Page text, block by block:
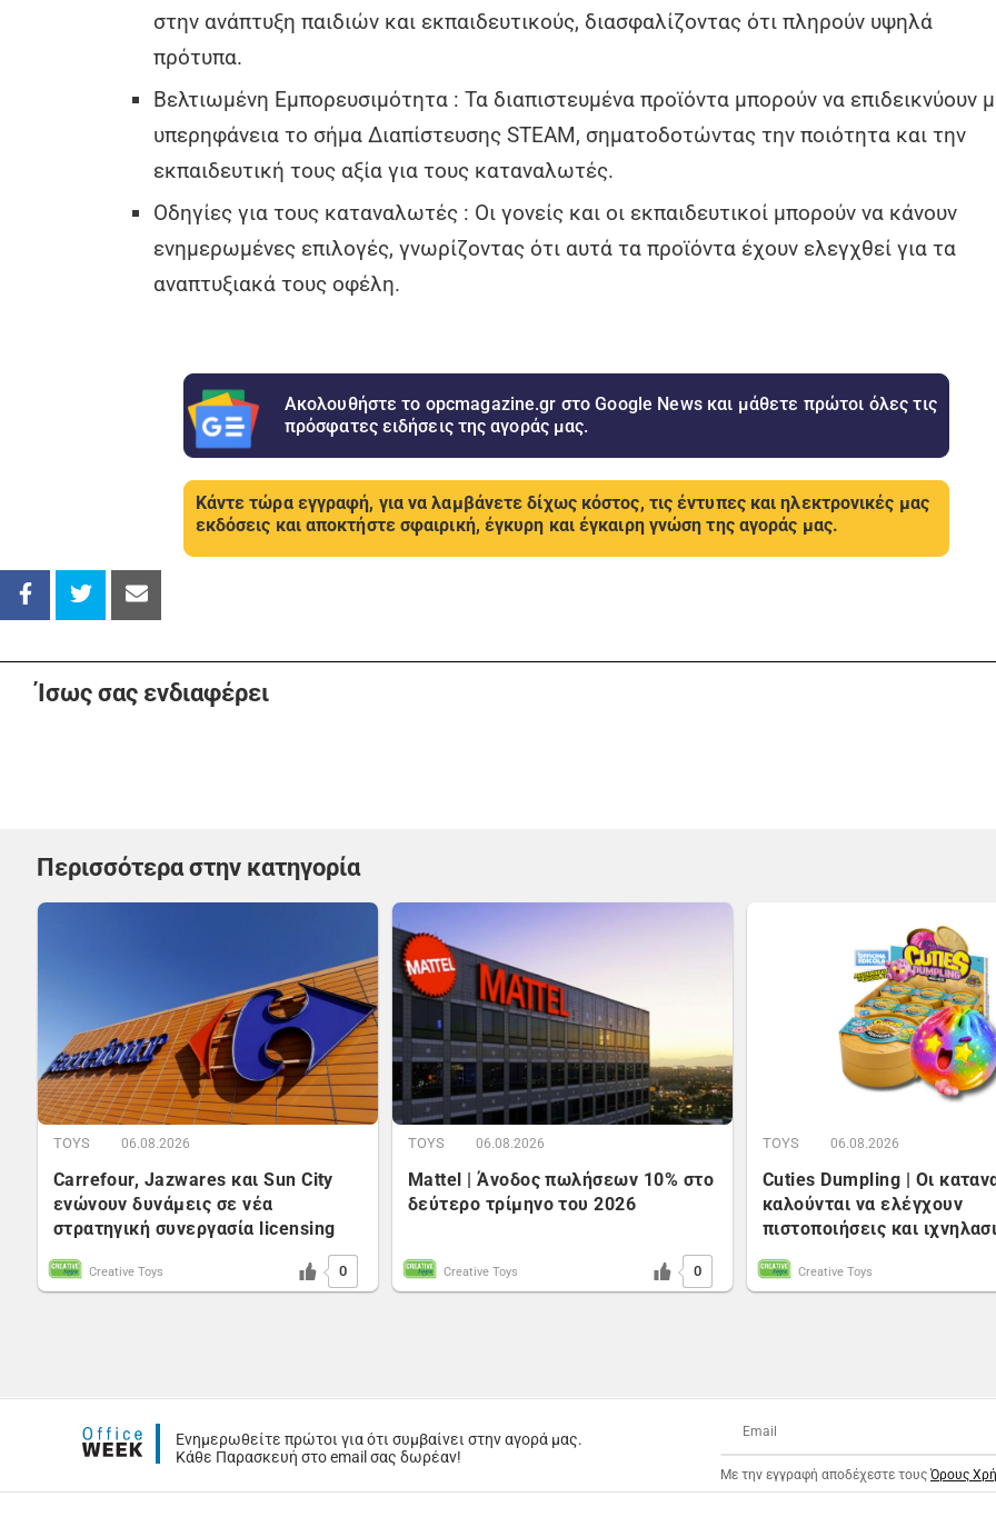
στην ανάπτυξη παιδιών και εκπαιδευτικούς, διασφαλίζοντας ότι πληρούν υψηλά
πρότυπα.
Βελτιωμένη Εμπορευσιμότητα : Τα διαπιστευμένα προϊόντα μπορούν να επιδεικνύουν
υπερηφάνεια το σήμα Διαπίστευσης STEAM, σηματοδοτώντας την ποιότητα και την
εκπαιδευτική τους αξία για τους καταναλωτές.
Οδηγίες για τους καταναλωτές : Οι γονείς και οι εκπαιδευτικοί μπορούν να κάνουν
ενημερωμένες επιλογές, γνωρίζοντας ότι αυτά τα προϊόντα έχουν ελεγχθεί για τα
αναπτυξιακά τους οφέλη.
Ακολουθήστε το opcmagazine.gr στο Google News και μάθετε πρώτοι όλες τις
πρόσφατες ειδήσεις της αγοράς μας.
Κάντε τώρα εγγραφή, για να λαμβάνετε δίχως κόστος, τις έντυπες και ηλεκτρονικές μας
εκδόσεις και αποκτήστε σφαιρική, έγκυρη και έγκαιρη γνώση της αγοράς μας.
Ίσως σας ενδιαφέρει
Περισσότερα στην κατηγορία
TOYS 06.08.2026
Carrefour, Jazwares και Sun City
ενώνουν δυνάμεις σε νέα
στρατηγική συνεργασία licensing
Creative Toys 0
TOYS 06.08.2026
Mattel | Άνοδος πωλήσεων 10% στο
δεύτερο τρίμηνο του 2026
Creative Toys 0
TOYS 06.08.2026
Cuties Dumpling | Οι
καλούνται να ελέγχουν
πιστοποιήσεις και
Creative Toys
Ενημερωθείτε πρώτοι για ότι συμβαίνει στην αγορά μας.
Κάθε Παρασκευή στο email σας δωρέαν!
Με την εγγραφή αποδέχεστε τους Όρους